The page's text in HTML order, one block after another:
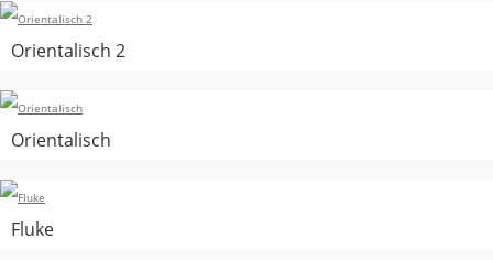
Orientalisch 2
Orientalisch
Fluke